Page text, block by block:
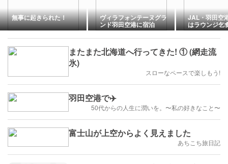
無事に起きられた！ ヴィラフォンテーヌグラ
ンド羽田空港に宿泊
JAL・羽田空
はラウンジ乞
い？（NCDC
重山ダイビン
またまた北海道へ行ってきた! ① (網走流
氷)
スローなペースで楽しもう!
羽田空港で✈️
50代からの人生に潤いを。〜私の好きなこと〜
富士山が上空からよく見えました
あちこち旅日記